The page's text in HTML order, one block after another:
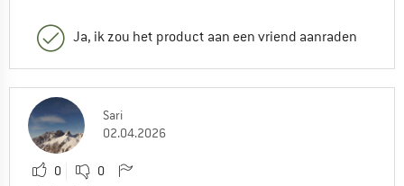
Ja, ik zou het product aan een vriend aanraden
Sari
02.04.2026
0 0